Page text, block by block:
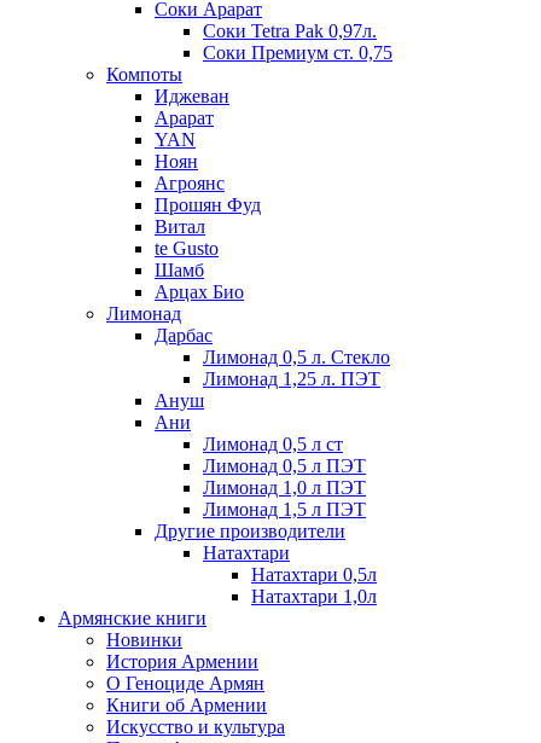
Соки Арарат
Соки Tetra Pak 0,97л.
Соки Премиум ст. 0,75
Компоты
Иджеван
Арарат
YAN
Ноян
Агроянс
Прошян Фуд
Витал
te Gusto
Шамб
Арцах Био
Лимонад
Дарбас
Лимонад 0,5 л. Стекло
Лимонад 1,25 л. ПЭТ
Ануш
Ани
Лимонад 0,5 л ст
Лимонад 0,5 л ПЭТ
Лимонад 1,0 л ПЭТ
Лимонад 1,5 л ПЭТ
Другие производители
Натахтари
Натахтари 0,5л
Натахтари 1,0л
Армянские книги
Новинки
История Армении
О Геноциде Армян
Книги об Армении
Иcкусство и культура